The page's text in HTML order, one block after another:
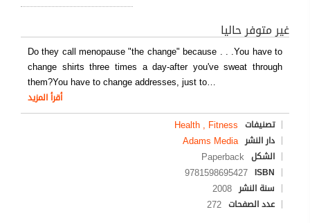
غير متوفر حاليا
Do they call menopause "the change" because . . .You have to
change shirts three times a day-after you've sweat through
them?You have to change addresses, just to…
أقرأ المزيد
تصنيفات Health , Fitness
دار النشر Adams Media
الشكل Paperback
ISBN
9781598695427
سنة النشر 2008
عدد الصفحات 272